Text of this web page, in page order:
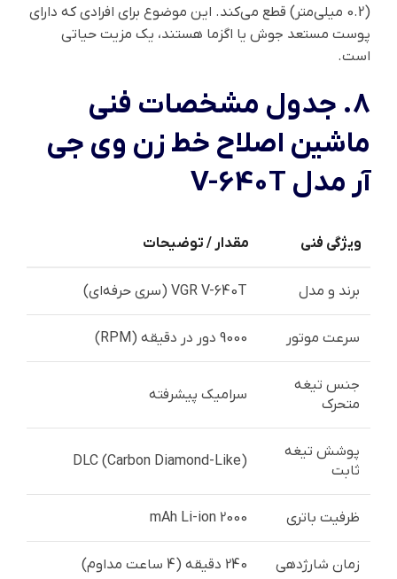
(0.2 میلی‌متر) قطع می‌کند. این موضوع برای افرادی که دارای
پوست مستعد جوش یا اگزما هستند، یک مزیت حیاتی
است.
۸. جدول مشخصات فنی
ماشین اصلاح خط زن وی جی
آر مدل V-640T
ویژگی فنی مقدار / توضیحات
برند و مدل VGR V-640T (سری حرفه‌ای)
سرعت موتور 9000 دور در دقیقه (RPM)
جنس تیغه
متحرک
سرامیک پیشرفته
پوشش تیغه
ثابت
DLC (Carbon Diamond-Like)
ظرفیت باتری 2000 mAh Li-ion
زمان شارژدهی 240 دقیقه (4 ساعت مداوم)